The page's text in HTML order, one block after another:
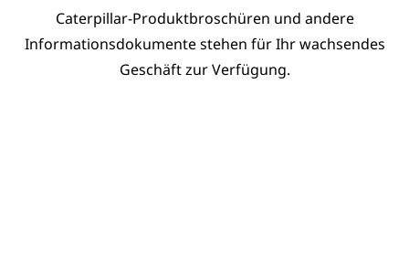
Caterpillar-Produktbroschüren und andere
Informationsdokumente stehen für Ihr wachsendes
Geschäft zur Verfügung.